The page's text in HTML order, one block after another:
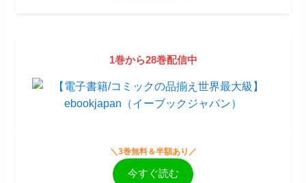
1巻から28巻配信中
＼3巻無料＆半額あり／
今すぐ読む